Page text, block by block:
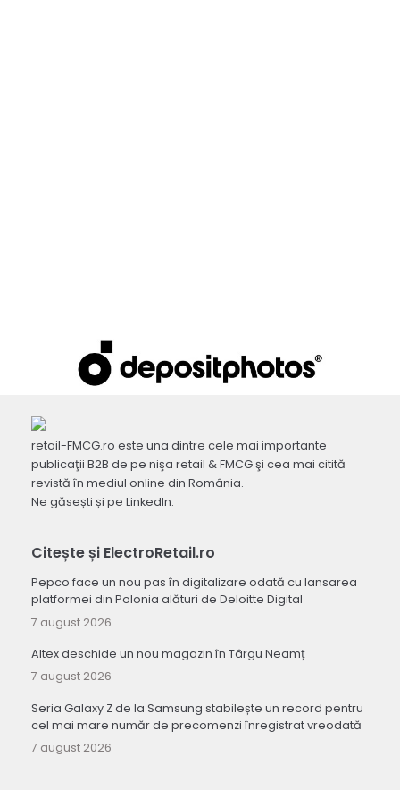
retail-FMCG.ro este una dintre cele mai importante
publicaţii B2B de pe nişa retail & FMCG şi cea mai citită
revistă în mediul online din România.
Ne găsești și pe LinkedIn:
Citește și ElectroRetail.ro
Pepco face un nou pas în digitalizare odată cu lansarea
platformei din Polonia alături de Deloitte Digital
7 august 2026
Altex deschide un nou magazin în Târgu Neamț
7 august 2026
Seria Galaxy Z de la Samsung stabilește un record pentru
cel mai mare număr de precomenzi înregistrat vreodată
7 august 2026